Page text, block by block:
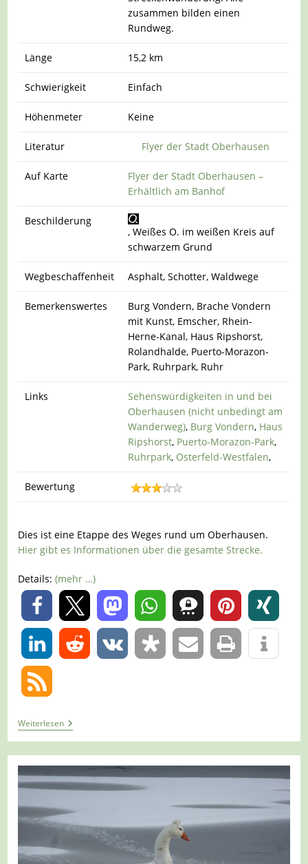
zusammen bilden einen
Rundweg.
Länge 15,2 km
Schwierigkeit Einfach
Höhenmeter Keine
Literatur Flyer der Stadt Oberhausen
Auf Karte
Flyer der Stadt Oberhausen –
Erhältlich am Banhof
Beschilderung
, Weißes O. im weißen Kreis auf
schwarzem Grund
Wegbeschaffenheit Asphalt, Schotter, Waldwege
Bemerkenswertes
Burg Vondern, Brache Vondern
mit Kunst, Emscher, Rhein-
Herne-Kanal, Haus Ripshorst,
Rolandhalde, Puerto-Morazon-
Park, Ruhrpark, Ruhr
Links
Sehenswürdigkeiten in und bei
Oberhausen (nicht unbedingt am
Wanderweg), Burg Vondern, Haus
Ripshorst, Puerto-Morazon-Park,
Ruhrpark, Osterfeld-Westfalen,
Bewertung
Dies ist eine Etappe des Weges rund um Oberhausen.
Hier gibt es Informationen über die gesamte Strecke.
Details:(mehr …)
0
0
WeiterlesenTour
664
–
Oberhausen
–
Rund
Um
–
Etappe
3